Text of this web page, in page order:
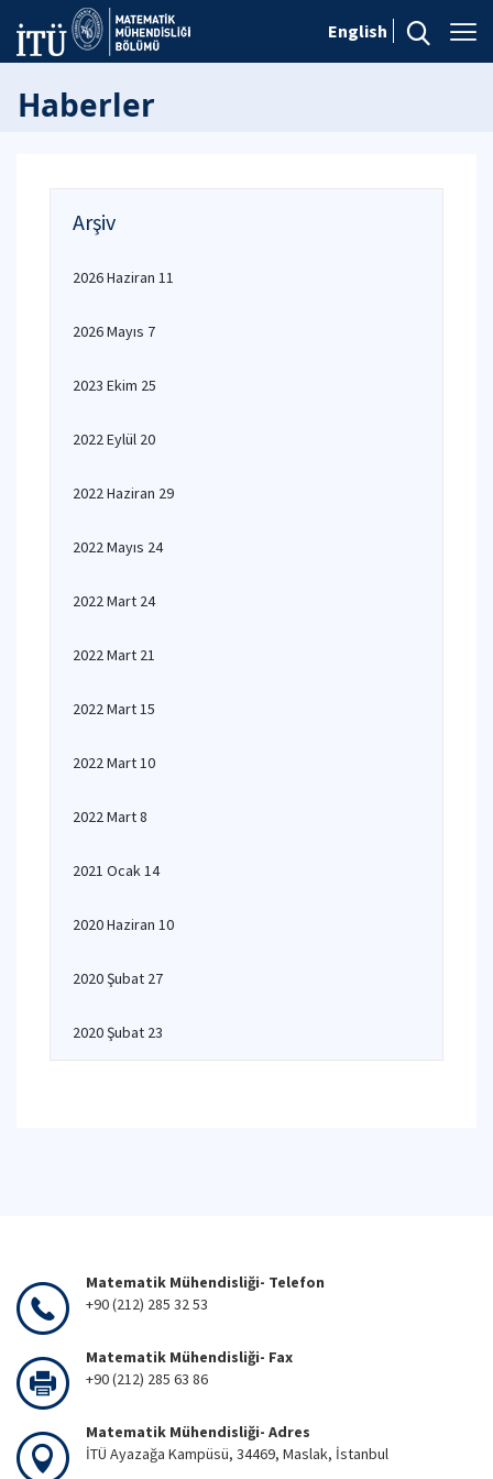
English
Haberler
Arşiv
2026 Haziran 11
2026 Mayıs 7
2023 Ekim 25
2022 Eylül 20
2022 Haziran 29
2022 Mayıs 24
2022 Mart 24
2022 Mart 21
2022 Mart 15
2022 Mart 10
2022 Mart 8
2021 Ocak 14
2020 Haziran 10
2020 Şubat 27
2020 Şubat 23
Matematik Mühendisliği- Telefon
+90 (212) 285 32 53
Matematik Mühendisliği- Fax
+90 (212) 285 63 86
Matematik Mühendisliği- Adres
İTÜ Ayazağa Kampüsü, 34469, Maslak, İstanbul